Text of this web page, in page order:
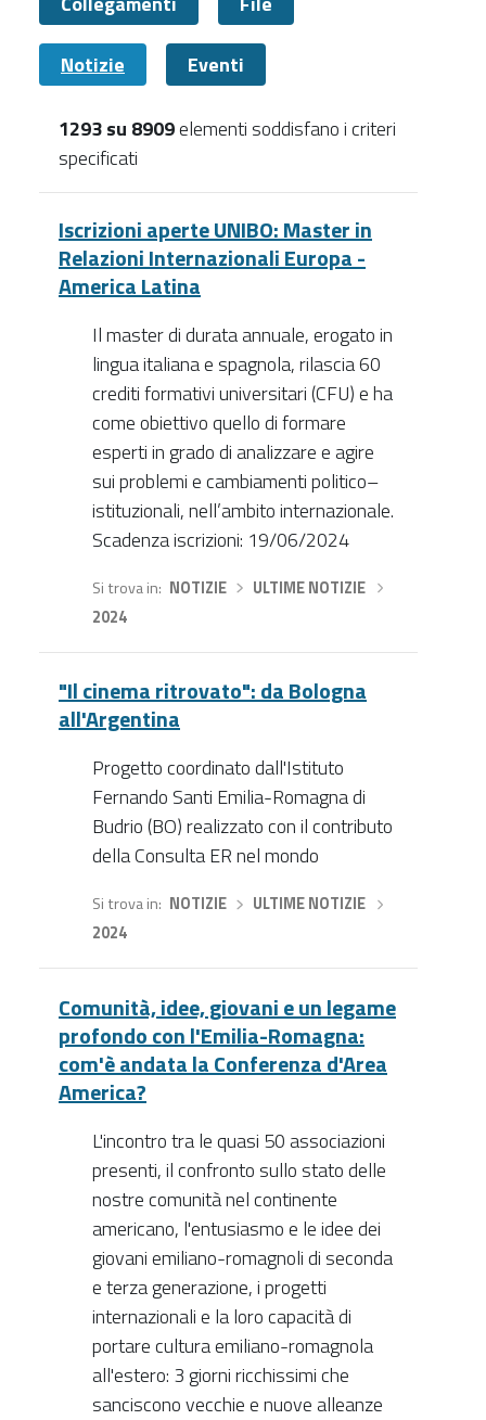
Notizie Eventi
1293 su 8909elementi soddisfano i criteri
specificati
Iscrizioni aperte UNIBO: Master in
Relazioni Internazionali Europa -
America Latina
Il master di durata annuale, erogato in
lingua italiana e spagnola, rilascia 60
crediti formativi universitari (CFU) e ha
come obiettivo quello di formare
esperti in grado di analizzare e agire
sui problemi e cambiamenti politico–
istituzionali, nell’ambito internazionale.
Scadenza iscrizioni: 19/06/2024
Si trova in NOTIZIE› ULTIME NOTIZIE
2024
"Il cinema ritrovato": da Bologna
all'Argentina
Progetto coordinato dall'Istituto
Fernando Santi Emilia-Romagna di
Budrio (BO) realizzato con il contributo
della Consulta ER nel mondo
Si trova in NOTIZIE› ULTIME NOTIZIE
2024
Comunità, idee, giovani e un legame
profondo con l'Emilia-Romagna:
com'è andata la Conferenza d'Area
America?
L'incontro tra le quasi 50 associazioni
presenti, il confronto sullo stato delle
nostre comunità nel continente
americano, l'entusiasmo e le idee dei
giovani emiliano-romagnoli di seconda
e terza generazione, i progetti
internazionali e la loro capacità di
portare cultura emiliano-romagnola
all'estero: 3 giorni ricchissimi che
sanciscono vecchie e nuove alleanze